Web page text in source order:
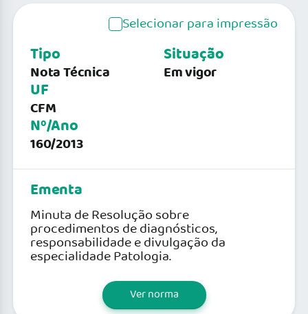
Selecionar para impressão
Tipo
Nota Técnica
UF
CFM
Nº/Ano
160/2013
Situação
Em vigor
Ementa
Minuta de Resolução sobre
procedimentos de diagnósticos,
responsabilidade e divulgação da
especialidade Patologia.
Ver norma